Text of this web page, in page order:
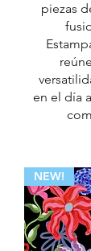
piezas
en el día
NEW!